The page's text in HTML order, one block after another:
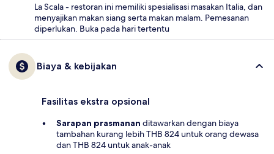
La Scala - restoran ini memiliki spesialisasi masakan Italia, dan
menyajikan makan siang serta makan malam. Pemesanan
diperlukan. Buka pada hari tertentu
Biaya & kebijakan
Fasilitas ekstra opsional
Sarapan prasmanan ditawarkan dengan biaya
tambahan kurang lebih THB 824 untuk orang dewasa
dan THB 824 untuk anak-anak